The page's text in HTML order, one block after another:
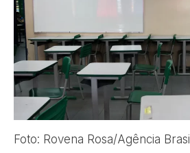
Foto: Rovena Rosa/Agência Brasil